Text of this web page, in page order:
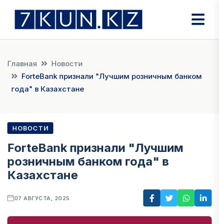
Главная
Новости
ForteBank признали "Лучшим розничным банком
года" в Казахстане
НОВОСТИ
ForteBank признали "Лучшим
розничным банком года" в
Казахстане
07 АВГУСТА, 2025